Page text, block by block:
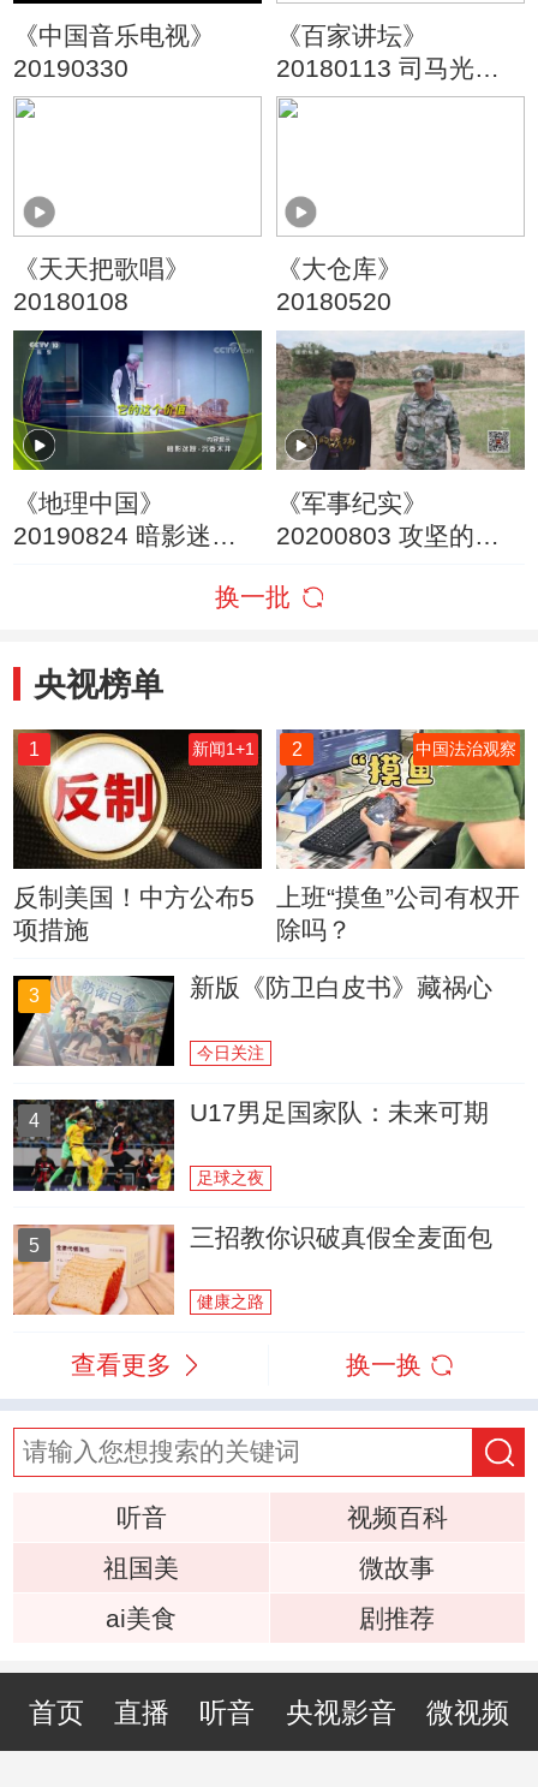
《中国音乐电视》
20190330
《百家讲坛》
20180113 司马光
（第三部）2 宫中冷
《天天把歌唱》
20180108
《大仓库》
20180520
《地理中国》
20190824 暗影迷踪·
《军事纪实》
20200803 攻坚的战
驻村干部
换一批
央视榜单
1 新闻1+1
反制美国！中方公布5
项措施
2 中国法治观察
上班“摸鱼”公司有权开
除吗？
3 新版《防卫白皮书》藏祸心
今日关注
4 U17男足国家队：未来可期
足球之夜
5 三招教你识破真假全麦面包
健康之路
查看更多 换一换
听音
视频百科
祖国美
微故事
ai美食
剧推荐
首页 直播 听音 央视影音 微视频